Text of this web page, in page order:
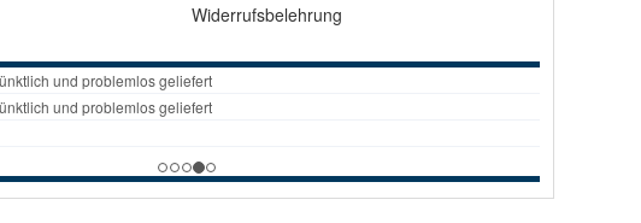
Widerrufsbelehrung